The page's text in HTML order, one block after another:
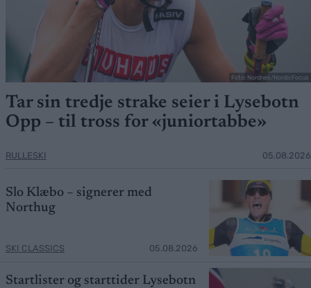
Foto: Nordnes/NordicFocus
Tar sin tredje strake seier i Lysebotn
Opp – til tross for «juniortabbe»
RULLESKI 05.08.2026
Slo Klæbo – signerer med
Northug
SKI CLASSICS 05.08.2026
Startlister og starttider Lysebotn